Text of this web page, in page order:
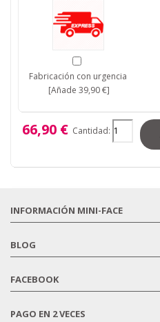
Fabricación con urgencia
[Añade 39,90 €]
66,90 € Cantidad:
INFORMACIÓN MINI-FACE
BLOG
FACEBOOK
PAGO EN 2 VECES